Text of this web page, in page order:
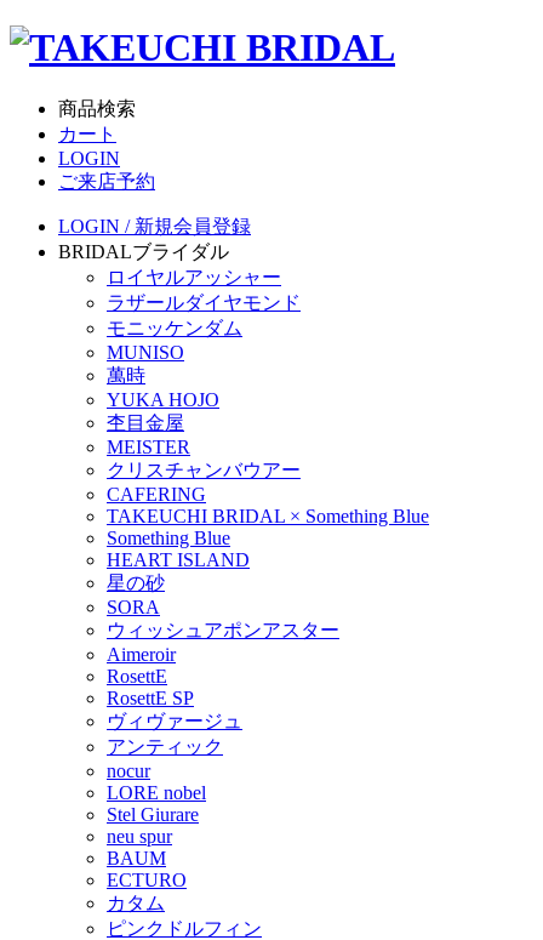
商品検索
カート
LOGIN
ご来店予約
LOGIN / 新規会員登録
BRIDALブライダル
ロイヤルアッシャー
ラザールダイヤモンド
モニッケンダム
MUNISO
萬時
YUKA HOJO
杢目金屋
MEISTER
クリスチャンバウアー
CAFERING
TAKEUCHI BRIDAL × Something Blue
Something Blue
HEART ISLAND
星の砂
SORA
ウィッシュアポンアスター
Aimeroir
RosettE
RosettE SP
ヴィヴァージュ
アンティック
nocur
LORE nobel
Stel Giurare
neu spur
BAUM
ECTURO
カタム
ピンクドルフィン